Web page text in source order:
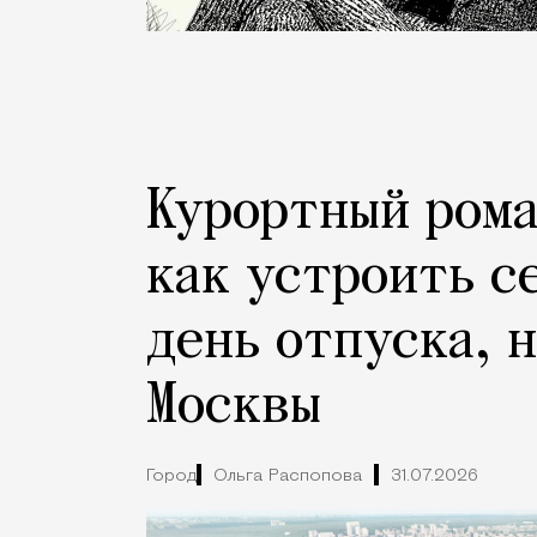
Курортный
как устроить
день отпуска,
Москвы
Город Ольга Распопова 31.07.2026